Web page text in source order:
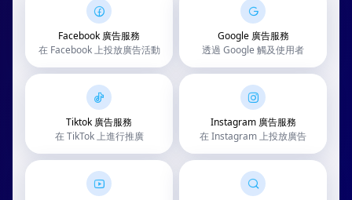
Facebook 廣告服務
在 Facebook 上投放廣告活動
Google 廣告服務
透過 Google 觸及使用者
Tiktok 廣告服務
在 TikTok 上進行推廣
Instagram 廣告服務
在 Instagram 上投放廣告